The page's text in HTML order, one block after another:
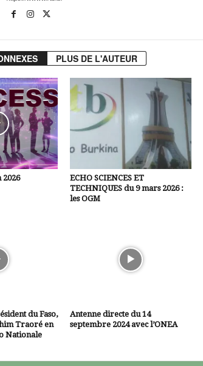
PLUS DE L'AUTEUR
2026
ECHO SCIENCES ET
TECHNIQUES du 9 mars 2026 :
les OGM
du Faso,
Traoré en
Nationale
Antenne directe du 14
septembre 2024 avec l’ONEA